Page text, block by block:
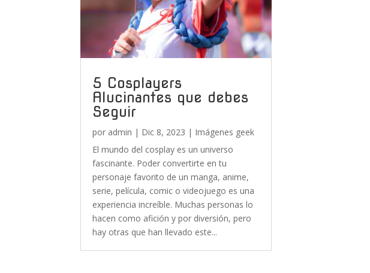
5 Cosplayers
Alucinantes que debes
Seguir
por admin | Dic 8, 2023 | Imágenes geek
El mundo del cosplay es un universo
fascinante. Poder convertirte en tu
personaje favorito de un manga, anime,
serie, película, comic o videojuego es una
experiencia increíble. Muchas personas lo
hacen como afición y por diversión, pero
hay otras que han llevado este...